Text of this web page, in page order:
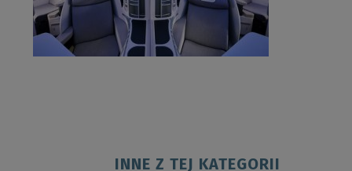
INNE Z TEJ KATEGORII